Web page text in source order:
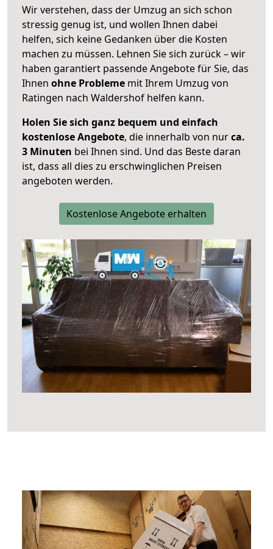
Wir verstehen, dass der Umzug an sich schon
stressig genug ist, und wollen Ihnen dabei
helfen, sich keine Gedanken über die Kosten
machen zu müssen. Lehnen Sie sich zurück – wir
haben garantiert passende Angebote für Sie, das
Ihnen ohne Probleme mit Ihrem Umzug von
Ratingen nach Waldershof helfen kann.
Holen Sie sich ganz bequem und einfach
kostenlose Angebote, die innerhalb von nurca.
3 Minuten bei Ihnen sind. Und das Beste daran
ist, dass all dies zu erschwinglichen Preisen
angeboten werden.
Kostenlose Angebote erhalten